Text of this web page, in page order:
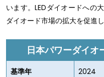
います。LEDダイオードへの
ダイオード市場の拡大を促進し
日本パワーダイオ
基準年 2024